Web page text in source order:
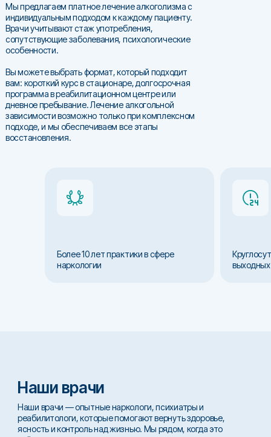
Мы предлагаем платное лечение алкоголизма с
индивидуальным подходом к каждому пациенту.
Врачи учитывают стаж употребления,
сопутствующие заболевания, психологические
особенности.
Вы можете выбрать формат, который подходит
вам: короткий курс в стационаре, долгосрочная
программа в реабилитационном центре или
дневное пребывание. Лечение алкогольной
зависимости возможно только при комплексном
подходе, и мы обеспечиваем все этапы
восстановления.
Более 10 лет практики в сфере
наркологии
выходных
Наши врачи
Наши врачи — опытные наркологи, психиатры и
реабилитологи, которые помогают вернуть здоровье,
ясность и контроль над жизнью. Мы рядом, когда это